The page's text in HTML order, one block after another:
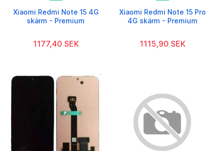
Xiaomi Redmi Note 15 4G
skärm - Premium
1177,40 SEK
Xiaomi Redmi Note 15 Pro
4G skärm - Premium
1115,90 SEK